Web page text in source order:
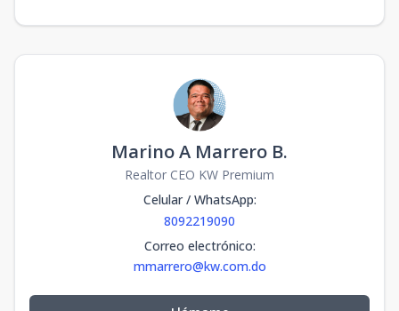
Marino A Marrero B.
Realtor CEO KW Premium
Celular / WhatsApp:
8092219090
Correo electrónico:
mmarrero@kw.com.do